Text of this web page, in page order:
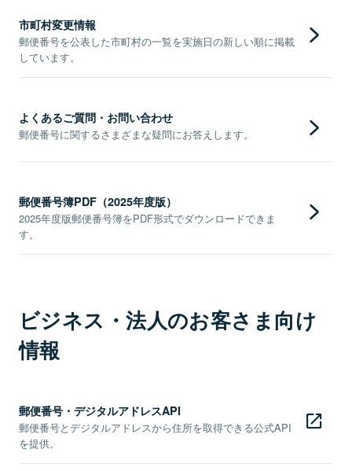
市町村変更情報
郵便番号を公表した市町村の一覧を実施日の新しい順に掲載
しています。
よくあるご質問・お問い合わせ
郵便番号に関するさまざまな疑問にお答えします。
郵便番号簿PDF（2025年度版）
2025年度版郵便番号簿をPDF形式でダウンロードできま
す。
ビジネス・法人のお客さま向け
情報
郵便番号・デジタルアドレスAPI
郵便番号とデジタルアドレスから住所を取得できる公式API
を提供。